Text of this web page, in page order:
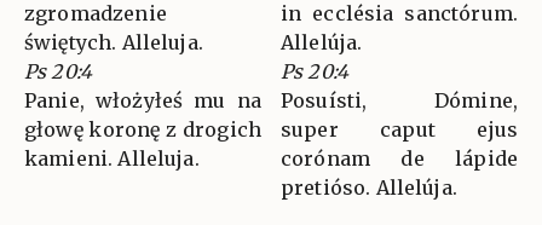
zgromadzenie
świętych. Alleluja.
Ps 20:4
Panie, włożyłeś mu na
głowę koronę z drogich
kamieni. Alleluja.
in ecclésia sanctórum.
Allelúja.
Ps 20:4
Posuísti, Dómine,
super caput ejus
corónam de lápide
pretióso. Allelúja.